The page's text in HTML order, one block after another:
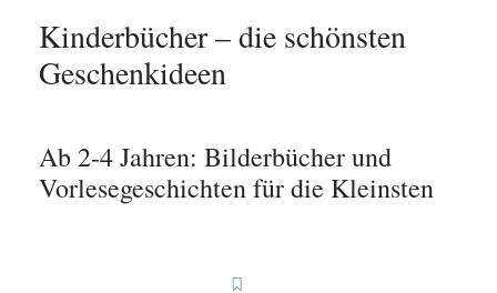
Kinderbücher – die schönsten
Geschenkideen
Ab 2-4 Jahren: Bilderbücher und
Vorlesegeschichten für die Kleinsten